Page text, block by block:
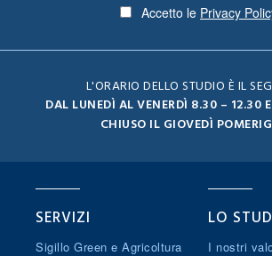
Accetto le Privacy
L'ORARIO DELLO STUDIO È IL
DAL LUNEDÌ AL VENERDÌ 8.30 – 12.30
CHIUSO IL GIOVEDÌ
SERVIZI
Sigillo Green e Agricoltura
LO
I nostri